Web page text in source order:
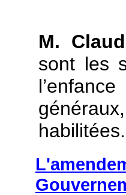
M.
sont les
habilitées.